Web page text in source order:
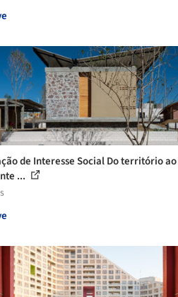
de Interesse Social Do território ao
...